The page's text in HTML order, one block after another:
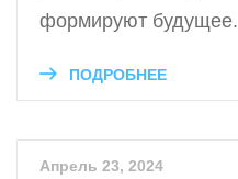
формируют будущее.
ПОДРОБНЕЕ
Апрель 23, 2024